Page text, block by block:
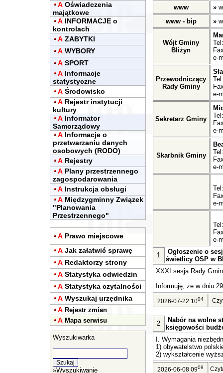
A Oświadczenia
majątkowe
A INFORMACJE o
kontrolach
A ZABYTKI
A WYBORY
A SPORT
A Informacje
statystyczne
A Środowisko
A Rejestr instytucji
kultury
A Informator
Samorządowy
A Informacje o
przetwarzaniu danych
osobowych (RODO)
A Rejestry
A Plany przestrzennego
zagospodarowania
A Instrukcja obsługi
A Międzygminny Związek
"Planowania
Przestrzennego"
A Prawo miejscowe
A Jak załatwić sprawę
A Redaktorzy strony
A Statystyka odwiedzin
A Statystyka czytalności
A Wyszukaj urzędnika
A Rejestr zmian
A Mapa serwisu
Wyszukiwarka
»Wyszukiwanie
www
»
www - bip
»
Wójt Gminy
Bliżyn
e-
Przewodniczący
Rady Gminy
e-
Sekretarz Gminy
e-
Skarbnik Gminy
e-
Tel:
e-
Tel:
e-
1
Ogłoszenie o
świetlicy OSP w
XXXI sesja Rady
Informuję, że w dniu
2026-07-22 1004
2
Nabór na wolne
księgowości
I. Wymagania
1) obywatelstwo
2) wykształcenie
2026-06-08 0909